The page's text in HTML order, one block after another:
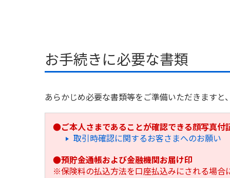
お手続きに必要な書類
あらかじめ必要な書類等をご準備いただきますと
●ご本人さまであることが確認できる顔写真付
取引時確認に関するお客さまへのお願い
●預貯金通帳および金融機関お届け印
※保険料の払込方法を口座払込みにされる場合